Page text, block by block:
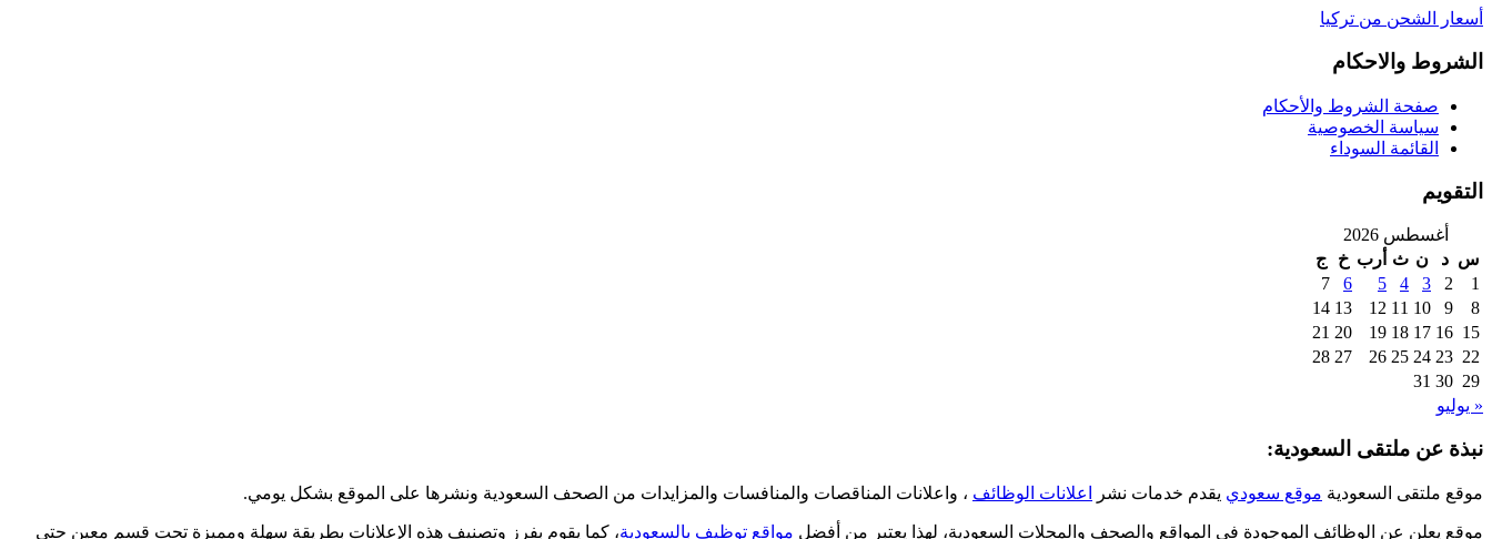
أسعار الشحن من تركيا
الشروط والاحكام
صفحة الشروط والأحكام
سياسة الخصوصية
القائمة السوداء
التقويم
أغسطس 2026
س د ن ث أرب خ
ج
1
2
3
4
5
6
7
8
9
10
11
12
13
14
15
16
17
18
19
20
21
22
23
24
25
26
27
28
29
30
31
« يوليو
نبذة عن ملتقى السعودية:
موقع ملتقى السعودية موقع سعودي يقدم خدمات نشر اعلانات الوظائف ، واعلانات المناقصات والمنافسات والمزايدات من الصحف السعودية ونشرها على الموقع بشكل يومي.
موقع يعلن عن الوظائف الموجودة في المواقع والصحف والمجلات السعودية، لهذا يعتبر من أفضل مواقع توظيف بالسعودية، كما يقوم بفرز وتصنيف هذه الإعلانات بطريقة سهلة ومميزة تحت قسم معين حتى